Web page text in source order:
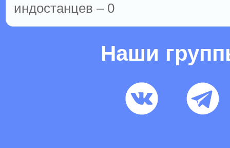
индостанцев – 0
Наши